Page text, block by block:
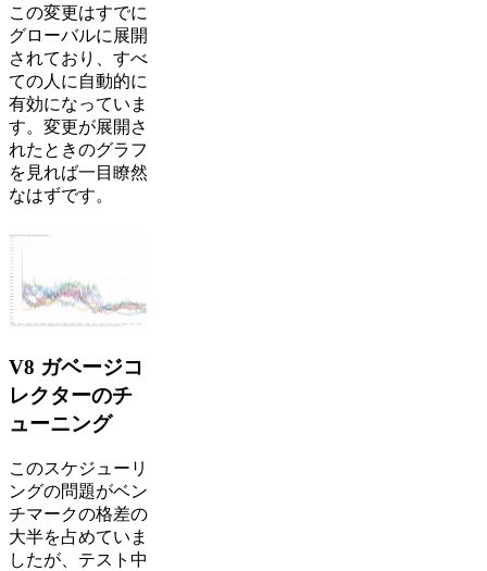
この変更はすでに
グローバルに展開
されており、すべ
ての人に自動的に
有効になっていま
す。変更が展開さ
れたときのグラフ
を見れば一目瞭然
なはずです。
V8 ガベージコ
レクターのチ
ューニング
このスケジューリ
ングの問題がベン
チマークの格差の
大半を占めていま
したが、テスト中